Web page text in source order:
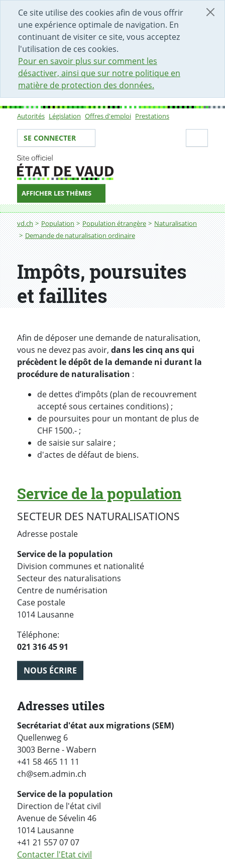
Ce site utilise des cookies afin de vous offrir
une expérience optimale de navigation. En
continuant de visiter ce site, vous acceptez
l'utilisation de ces cookies.
Pour en savoir plus sur comment les
désactiver, ainsi que sur notre politique en
matière de protection des données.
DÉBUT DU CONTENU DE LA PAGE
ACCÈS AU CHAMP DE RECHERCHE
PAGE D'ACCUEIL
FORMULAIRE DE CONTACT
Sous-navigation
Autorités Législation Offres d'emploi Prestations
Votre identité
SE CONNECTER
AFFICHER LES THÈMES
Fil d'Ariane
vd.ch Population Population étrangère
Naturalisation
Demande de naturalisation ordinaire
Impôts, poursuites et faillites
Impôts, poursuites
et faillites
Afin de déposer une demande de naturalisation,
vous ne devez pas avoir, dans les cinq ans qui
précèdent le dépôt de la demande ni durant la
procédure de naturalisation :
de dettes d’impôts (plan de recouvrement
accepté sous certaines conditions) ;
de poursuites pour un montant de plus de
CHF 1500.- ;
de saisie sur salaire ;
d'actes de défaut de biens.
Service de la population
SECTEUR DES NATURALISATIONS
Adresse postale
Service de la population
Division communes et nationalité
Secteur des naturalisations
Centre de numérisation
Case postale
1014 Lausanne
Téléphone:
021 316 45 91
NOUS ÉCRIRE
Adresses utiles
Secrétariat d'état aux migrations (SEM)
Quellenweg 6
3003 Berne - Wabern
+41 58 465 11 11
ch@sem.admin.ch
Service de la population
Direction de l'état civil
Avenue de Sévelin 46
1014 Lausanne
+41 21 557 07 07
Contacter l'Etat civil